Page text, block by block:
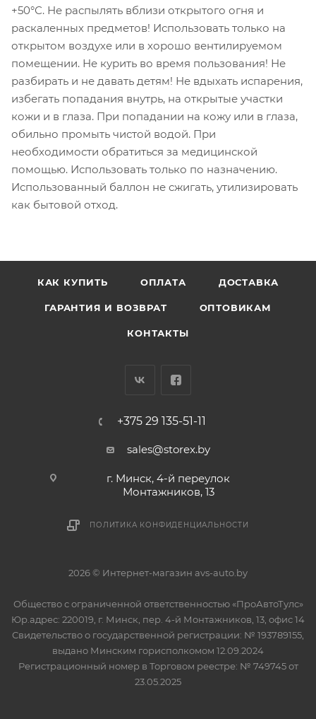
+50°С. Не распылять вблизи открытого огня и
раскаленных предметов! Использовать только на
открытом воздухе или в хорошо вентилируемом
помещении. Не курить во время пользования! Не
разбирать и не давать детям! Не вдыхать испарения,
избегать попадания внутрь, на открытые участки
кожи и в глаза. При попадании на кожу или в глаза,
обильно промыть чистой водой. При
необходимости обратиться за медицинской
помощью. Использовать только по назначению.
Использованный баллон не сжигать, утилизировать
как бытовой отход.
КАК КУПИТЬ ОПЛАТА ДОСТАВКА
ГАРАНТИЯ И ВОЗВРАТ ОПТОВИКАМ
КОНТАКТЫ
+375 29 135-51-11
sales@storex.by
г. Минск, 4-й переулок
Монтажников, 13
ПОЛИТИКА КОНФИДЕНЦИАЛЬНОСТИ
2026 © Интернет-магазин avs-auto.by
Общество с ограниченной ответственностью «ПроАвтоТулс»
Юр.адрес: 220019, г. Минск, пер. 4-й Монтажников, 13, офис 14
Свидетельство о государственной регистрации: № 193789155,
выдано Минским горисполкомом 12.09.2024
Регистрационный номер в Торговом реестре: № 749745 от
23.05.2025